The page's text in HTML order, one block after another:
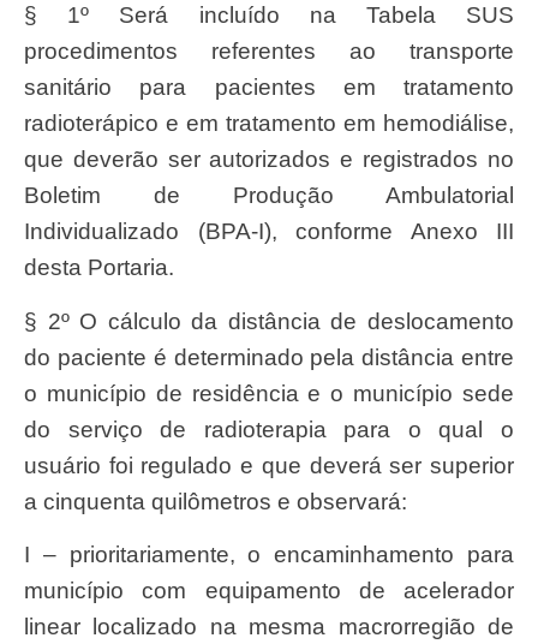
§ 1º Será incluído na Tabela SUS
procedimentos referentes ao transporte
sanitário para pacientes em tratamento
radioterápico e em tratamento em hemodiálise,
que deverão ser autorizados e registrados no
Boletim de Produção Ambulatorial
Individualizado (BPA-I), conforme Anexo III
desta Portaria.
§ 2º O cálculo da distância de deslocamento
do paciente é determinado pela distância entre
o município de residência e o município sede
do serviço de radioterapia para o qual o
usuário foi regulado e que deverá ser superior
a cinquenta quilômetros e observará:
I – prioritariamente, o encaminhamento para
município com equipamento de acelerador
linear localizado na mesma macrorregião de